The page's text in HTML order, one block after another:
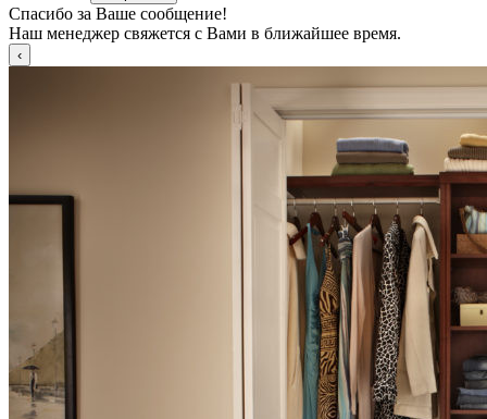
Спасибо за Ваше сообщение!
Наш менеджер свяжется с Вами в ближайшее время.